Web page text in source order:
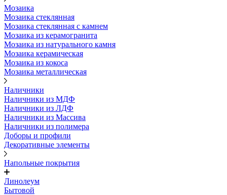
Мозаика
Мозаика стеклянная
Мозаика стеклянная с камнем
Мозаика из керамогранита
Мозаика из натурального камня
Мозаика керамическая
Мозаика из кокоса
Мозаика металлическая
Наличники
Наличники из МДФ
Наличники из ЛДФ
Наличники из Массива
Наличники из полимера
Доборы и профили
Декоративные элементы
Напольные покрытия
Линолеум
Бытовой